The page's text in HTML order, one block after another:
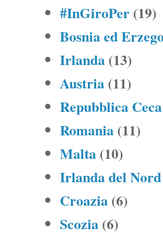
#InGiroPer (19)
Bosnia ed
Irlanda (13)
Austria (11)
Repubblica Ceca
Romania (11)
Malta (10)
Irlanda del Nord
Croazia (6)
Scozia (6)